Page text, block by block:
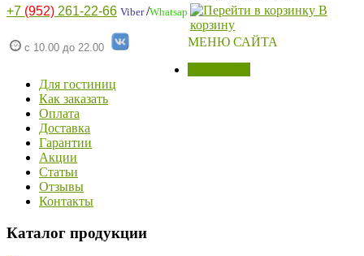
+7 (952) 261-22-66 Viber/Whatsap
с 10.00 до 22.00
В
корзину
МЕНЮ САЙТА
Для гостиниц
Как заказать
Оплата
Доставка
Гарантии
Акции
Статьи
Отзывы
Контакты
Каталог продукции